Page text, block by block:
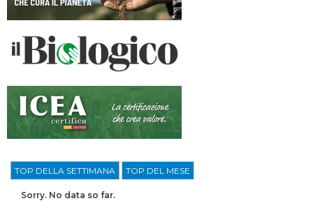
TOP DELLA SETTIMANA TOP DEL MESE
Sorry. No data so far.